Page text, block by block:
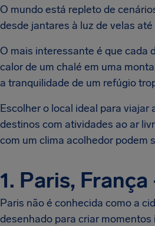
O mundo está repleto de
desde jantares à luz de velas
O mais interessante é que cada
calor de um chalé em uma
a tranquilidade de um refúgio
Escolher o local ideal para
destinos com atividades ao ar
com um clima acolhedor podem
1. Paris,
Paris não é conhecida como a
desenhado para criar